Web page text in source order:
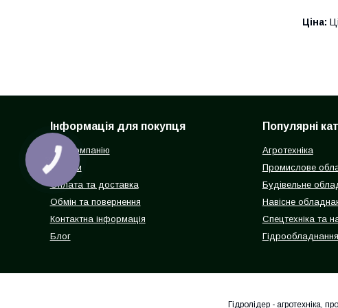
Ціна:
Інформація для покупця
Про компанію
Відгуки
Оплата та доставка
Обмін та повернення
Контактна інформація
Блог
Популярні
Агротехніка
Промислове
Будівельне
Навісне
Спецтехніка та
Гідрообладнання